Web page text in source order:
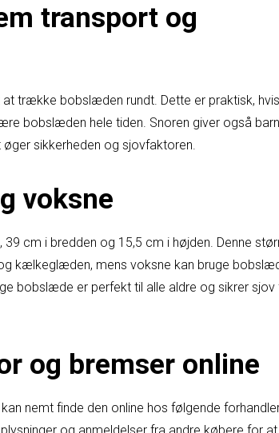
transport og
trække bobslæden rundt. Dette er praktisk, hvis I
bobslæden hele tiden. Snoren giver også
sikkerheden og sjovfaktoren.
voksne
cm i bredden og 15,5 cm i højden. Denne
kælkeglæden, mens voksne kan bruge
bobslæde er perfekt til alle aldre og sikrer sjov
og bremser online
nemt finde den online hos følgende
og anmeldelser fra andre købere for at